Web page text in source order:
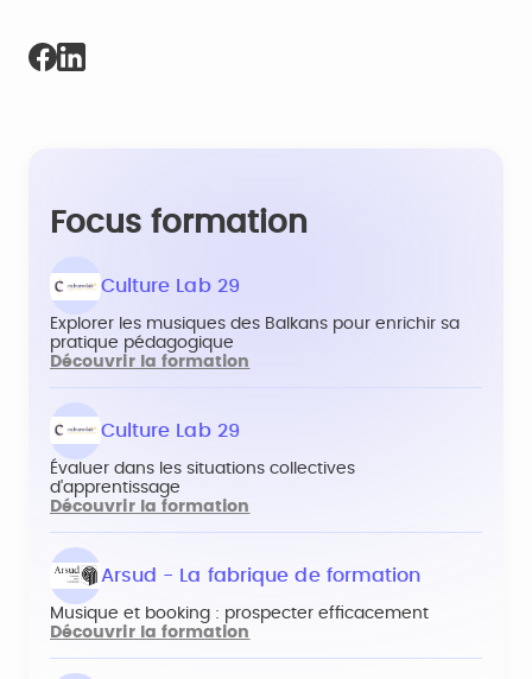
Focus formation
Culture Lab 29
Explorer les musiques des Balkans pour enrichir sa
pratique pédagogique
Découvrir la formation
Culture Lab 29
Évaluer dans les situations collectives
d'apprentissage
Découvrir la formation
Arsud - La fabrique de formation
Musique et booking : prospecter efficacement
Découvrir la formation